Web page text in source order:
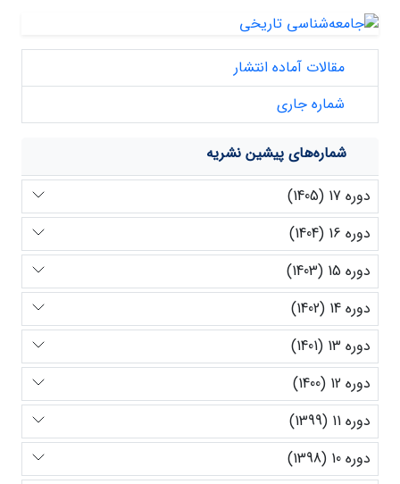
مقالات آماده انتشار
شماره جاری
شماره‌های پیشین نشریه
دوره 17 (1405)
دوره 16 (1404)
دوره 15 (1403)
دوره 14 (1402)
دوره 13 (1401)
دوره 12 (1400)
دوره 11 (1399)
دوره 10 (1398)